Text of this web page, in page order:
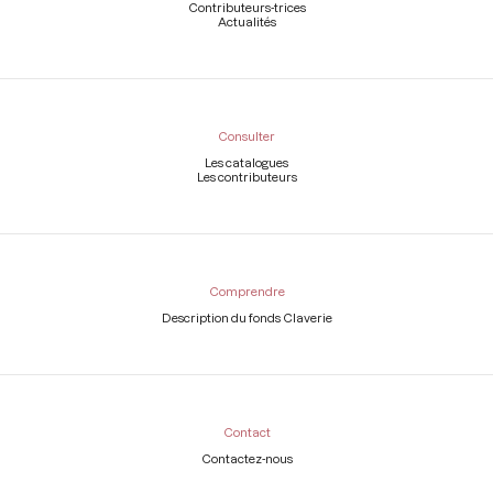
Contributeurs-trices
Actualités
Consulter
Les catalogues
Les contributeurs
Comprendre
Description du fonds Claverie
Contact
Contactez-nous